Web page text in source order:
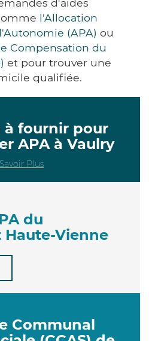
d'aides
l'Allocation
(APA) ou
Compensation du
et pour trouver une
qualifiée.
à fournir pour
APA à Vaulry
Plus
du
Vienne
Communal